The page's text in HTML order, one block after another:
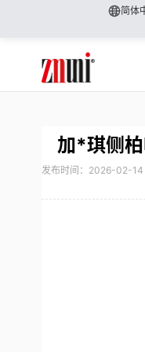
简体
加*琪侧
发布时间：2026-02-14